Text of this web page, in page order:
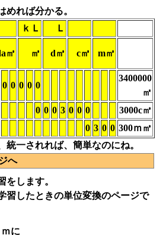
めれば分かる。
ｋＬ
Ｌ
㎥ ㎥ d㎥ c㎥ m㎥
0 0 0 0 0
3400000
㎡
0 0 0 3 0 0 0
3000c㎥
0 3 0 0 300ｍ㎥
統一されれば、簡単なのにね。
へ
をします。
習したときの単位変換のページで
に